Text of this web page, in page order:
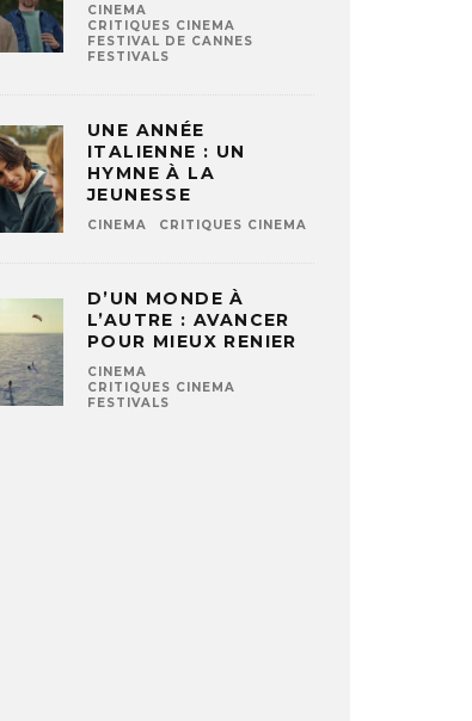
CINEMA
CRITIQUES CINEMA
FESTIVAL DE CANNES
FESTIVALS
UNE ANNÉE
ITALIENNE : UN
HYMNE À LA
JEUNESSE
CINEMA CRITIQUES CINEMA
D’UN MONDE À
L’AUTRE : AVANCER
POUR MIEUX RENIER
CINEMA
CRITIQUES CINEMA
FESTIVALS